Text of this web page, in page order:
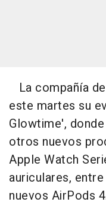
La compañía
este martes su
Glowtime',
otros nuevos
Apple Watch
auriculares,
nuevos AirPods